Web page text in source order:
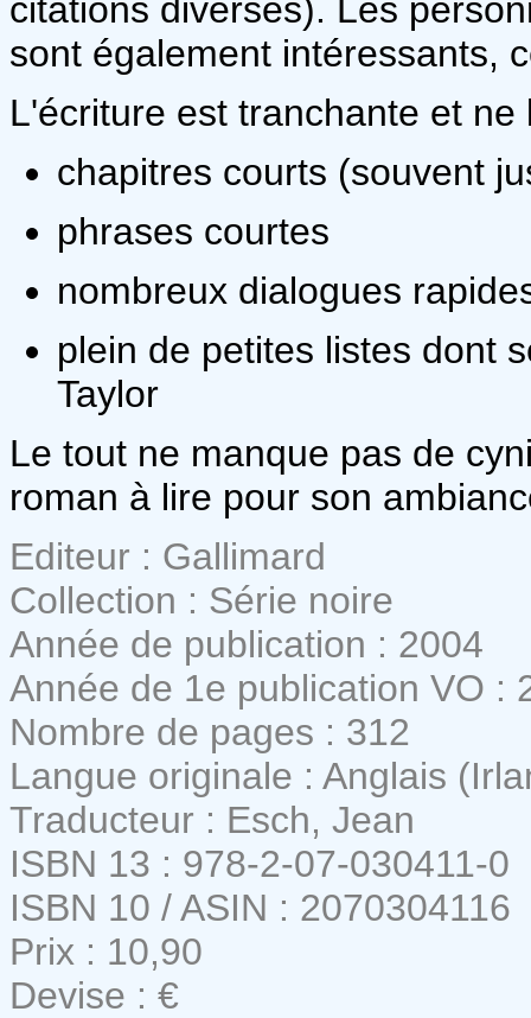
citations diverses). Les
sont également intéressants,
L'écriture est tranchante et
chapitres courts (souvent
phrases courtes
nombreux dialogues
plein de petites listes dont
Taylor
Le tout ne manque pas de
roman à lire pour son
Editeur : Gallimard
Collection : Série noire
Année de publication : 2004
Année de 1e publication VO :
Nombre de pages : 312
Langue originale : Anglais
Traducteur : Esch, Jean
ISBN 13 : 978-2-07-030411-0
ISBN 10 / ASIN : 2070304116
Prix : 10,90
Devise : €